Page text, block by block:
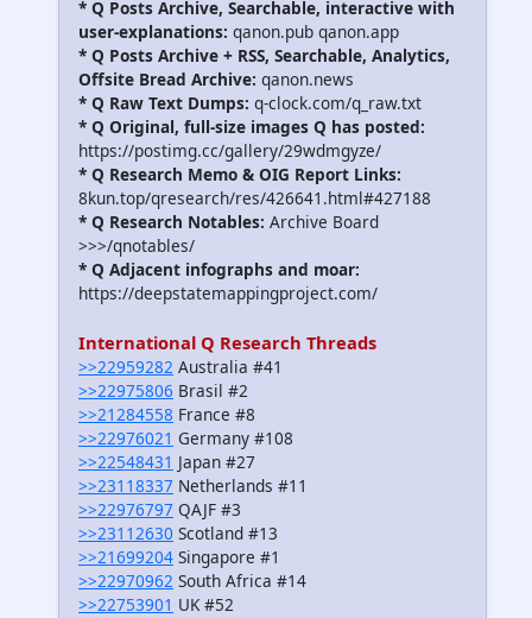
* Q Posts Archive, Searchable, interactive with
user-explanations: qanon.pub qanon.app
* Q Posts Archive + RSS, Searchable, Analytics,
Offsite Bread Archive: qanon.news
* Q Raw Text Dumps: q-clock.com/q_raw.txt
* Q Original, full-size images Q has posted:
https://postimg.cc/gallery/29wdmgyze/
* Q Research Memo & OIG Report Links:
8kun.top/qresearch/res/426641.html#427188
* Q Research Notables: Archive Board
>>>/qnotables/
* Q Adjacent infographs and moar:
https://deepstatemappingproject.com/
International Q Research Threads
>>22959282 Australia #41
>>22975806 Brasil #2
>>21284558 France #8
>>22976021 Germany #108
>>22548431 Japan #27
>>23118337 Netherlands #11
>>22976797 QAJF #3
>>23112630 Scotland #13
>>21699204 Singapore #1
>>22970962 South Africa #14
>>22753901 UK #52